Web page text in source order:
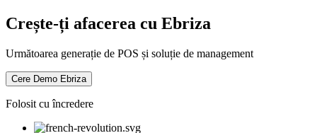
Crește-ți afacerea cu Ebriza
Următoarea generație de POS și soluție de management
Cere Demo Ebriza
Folosit cu încredere